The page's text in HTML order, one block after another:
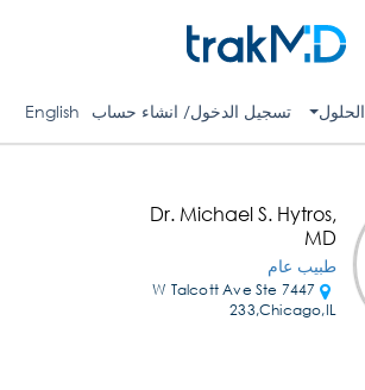
الحلول تسجيل الدخول/ انشاء حساب English
Dr. Michael S. Hytros,
MD
طبيب عام
7447 W Talcott Ave Ste
233,Chicago,IL